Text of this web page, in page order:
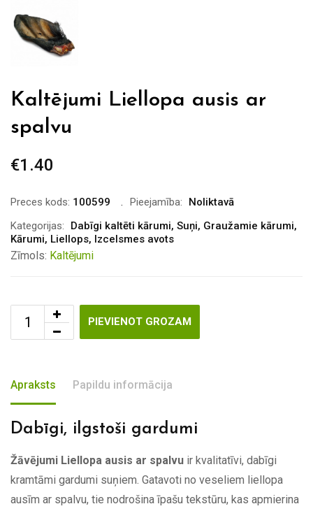
Kaltējumi Liellopa ausis ar
spalvu
€1.40
Preces kods: 100599 Pieejamība:
Noliktavā
Kategorijas:
Dabīgi kaltēti kārumi, Suņi, Graužamie kārumi,
Kārumi, Liellops, Izcelsmes avots
Zīmols: Kaltējumi
PIEVIENOT GROZAM
Apraksts Papildu informācija
Dabīgi, ilgstoši gardumi
Žāvējumi Liellopa ausis ar spalvu ir kvalitatīvi, dabīgi
kramtāmi gardumi suņiem. Gatavoti no veseliem liellopa
ausīm ar spalvu, tie nodrošina īpašu tekstūru, kas apmierina